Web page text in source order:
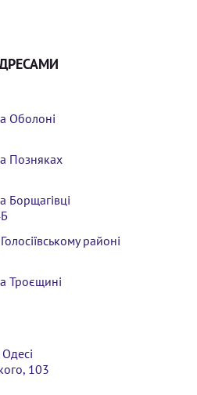
Оболоні
Позняках
Борщагівці
районі
Троєщині
103